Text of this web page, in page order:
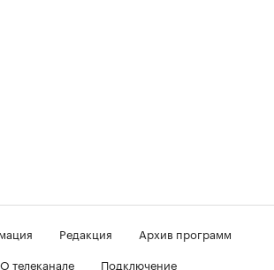
Редакция
Архив программ
О телеканале
Подключение